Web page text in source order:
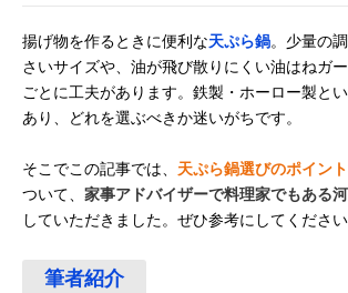
揚げ物を作るときに便利な天ぷら鍋。少量の
さいサイズや、油が飛び散りにくい油はねガ
ごとに工夫があります。鉄製・ホーロー製と
あり、どれを選ぶべきか迷いがちです。
そこでこの記事では、 天ぷら鍋選びのポイン
ついて、 家事アドバイザーで料理家でもある
していただきました。ぜひ参考にしてください